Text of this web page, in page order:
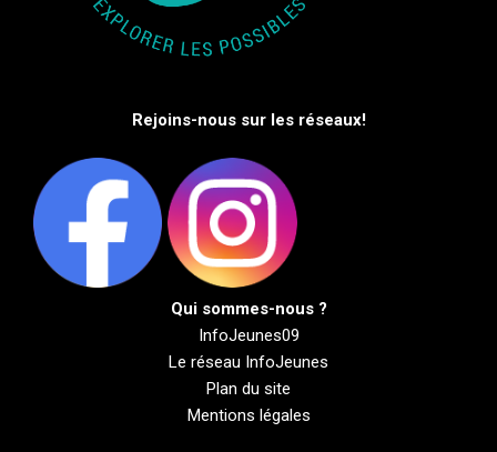
Rejoins-nous sur les réseaux!
Qui sommes-nous ?
InfoJeunes09
Le réseau InfoJeunes
Plan du site
Mentions légales